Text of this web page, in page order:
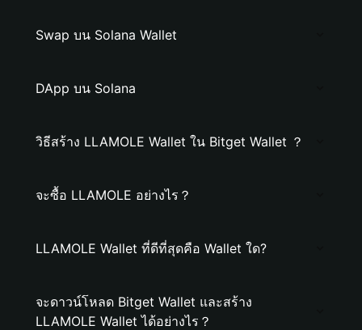
Swap บน Solana Wallet
DApp บน Solana
วิธีสร้าง LLAMOLE Wallet ใน Bitget Wallet ？
จะซื้อ LLAMOLE อย่างไร？
LLAMOLE Wallet ที่ดีที่สุดคือ Wallet ใด?
จะดาวน์โหลด Bitget Wallet และสร้าง
LLAMOLE Wallet ได้อย่างไร？